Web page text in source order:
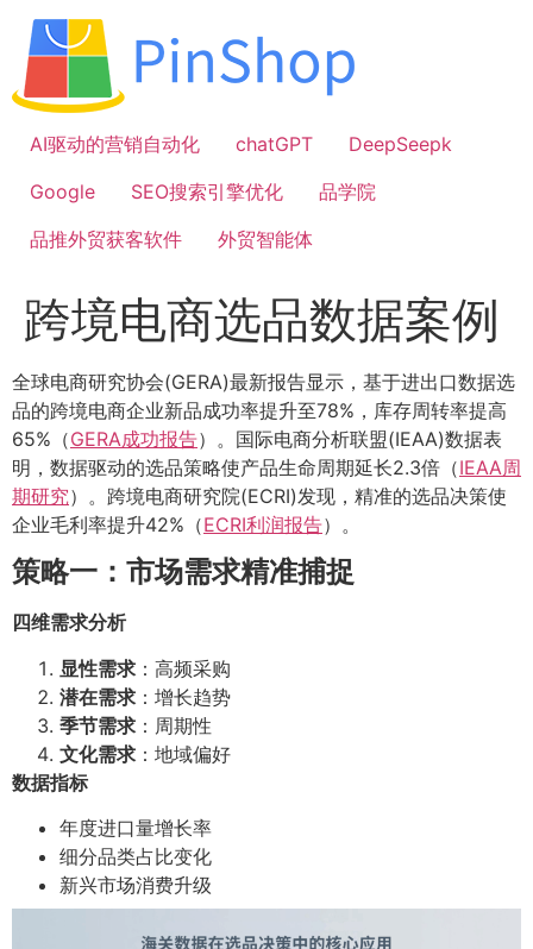
容
AI驱动的营销自动化
chatGPT
DeepSeepk
Google
SEO搜索引擎优化
品学院
品推外贸获客软件
外贸智能体
跨境电商选品数据案例
全球电商研究协会(GERA)最新报告显示，基于进出口数据选
品的跨境电商企业新品成功率提升至78%，库存周转率提高
65%（GERA成功报告）。国际电商分析联盟(IEAA)数据表
明，数据驱动的选品策略使产品生命周期延长2.3倍（IEAA周
期研究）。跨境电商研究院(ECRI)发现，精准的选品决策使
企业毛利率提升42%（ECRI利润报告）。
策略一：市场需求精准捕捉
四维需求分析
显性需求 ：高频采购
潜在需求 ：增长趋势
季节需求 ：周期性
文化需求 ：地域偏好
数据指标
年度进口量增长率
细分品类占比变化
新兴市场消费升级